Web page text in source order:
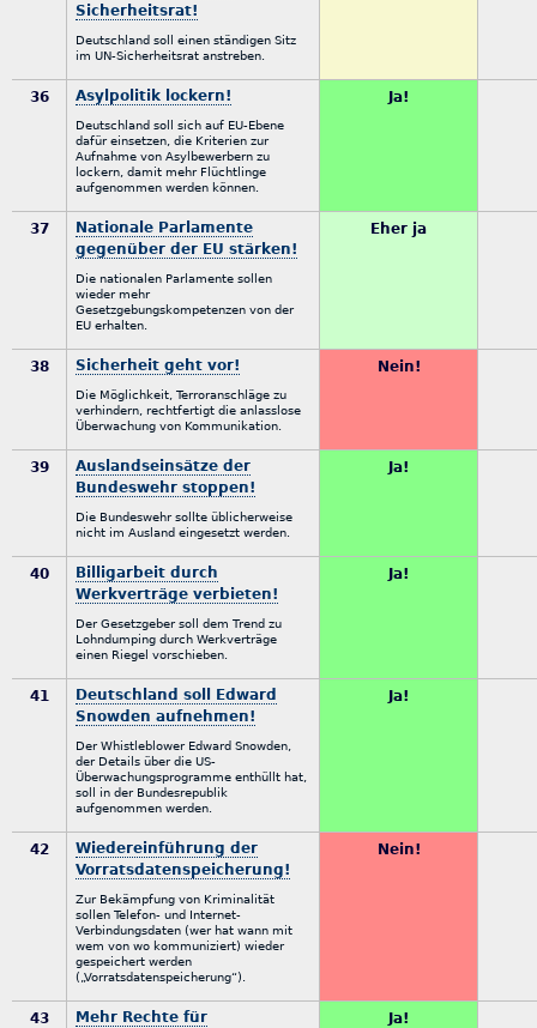
Sicherheitsrat!
Deutschland soll einen ständigen Sitz
im UN-Sicherheitsrat anstreben.
36 Asylpolitik lockern!
Deutschland soll sich auf EU-Ebene
dafür einsetzen, die Kriterien zur
Aufnahme von Asylbewerbern zu
lockern, damit mehr Flüchtlinge
aufgenommen werden können.
Ja!
37
Nationale Parlamente
gegenüber der EU stärken!
Die nationalen Parlamente sollen
wieder mehr
Gesetzgebungskompetenzen von der
EU erhalten.
Eher ja
38 Sicherheit geht vor!
Die Möglichkeit, Terroranschläge zu
verhindern, rechtfertigt die anlasslose
Überwachung von Kommunikation.
Nein!
39
Auslandseinsätze der
Bundeswehr stoppen!
Die Bundeswehr sollte üblicherweise
nicht im Ausland eingesetzt werden.
Ja!
40
Billigarbeit durch
Werkverträge verbieten!
Der Gesetzgeber soll dem Trend zu
Lohndumping durch Werkverträge
einen Riegel vorschieben.
Ja!
41
Deutschland soll Edward
Snowden aufnehmen!
Der Whistleblower Edward Snowden,
der Details über die US-
Überwachungsprogramme enthüllt hat,
soll in der Bundesrepublik
aufgenommen werden.
Ja!
42
Wiedereinführung der
Vorratsdatenspeicherung!
Zur Bekämpfung von Kriminalität
sollen Telefon- und Internet-
Verbindungsdaten (wer hat wann mit
wem von wo kommuniziert) wieder
gespeichert werden
(„Vorratsdatenspeicherung“).
Nein!
43
Mehr Rechte für
Ja!